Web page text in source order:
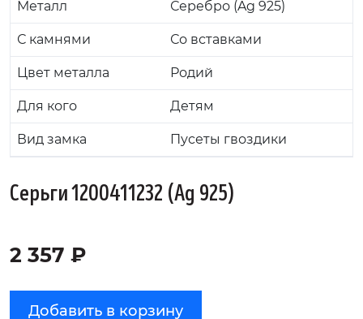
Металл Серебро (Ag 925)
С камнями Со вставками
Цвет металла Родий
Для кого Детям
Вид замка Пусеты гвоздики
Серьги 1200411232 (Ag 925)
2 357 ₽
Добавить в корзину